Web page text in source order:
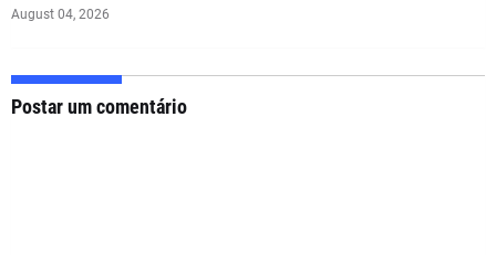
August 04, 2026
Postar um comentário